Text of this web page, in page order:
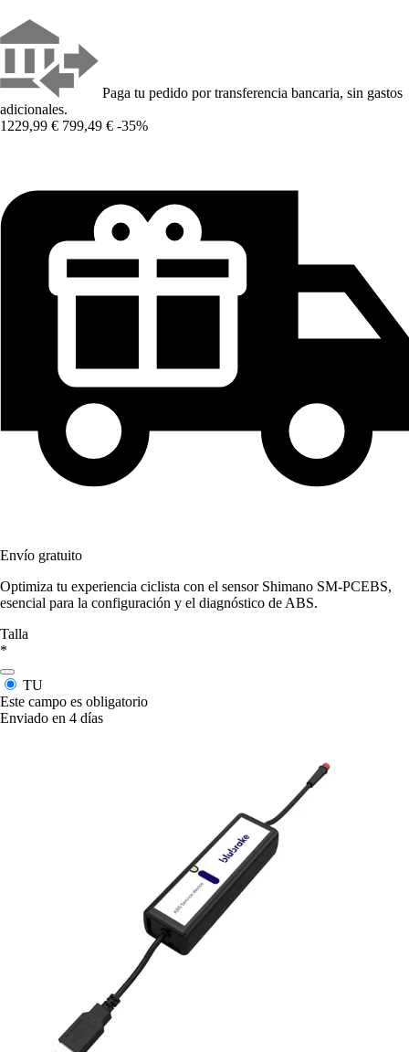
Paga tu pedido por transferencia bancaria, sin gastos
adicionales.
1229,99 € 799,49 € -35%
Envío gratuito
Optimiza tu experiencia ciclista con el sensor Shimano SM-PCEBS,
esencial para la configuración y el diagnóstico de ABS.
Talla
*
TU
Este campo es obligatorio
Enviado en 4 días